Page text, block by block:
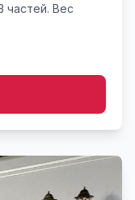
Вес